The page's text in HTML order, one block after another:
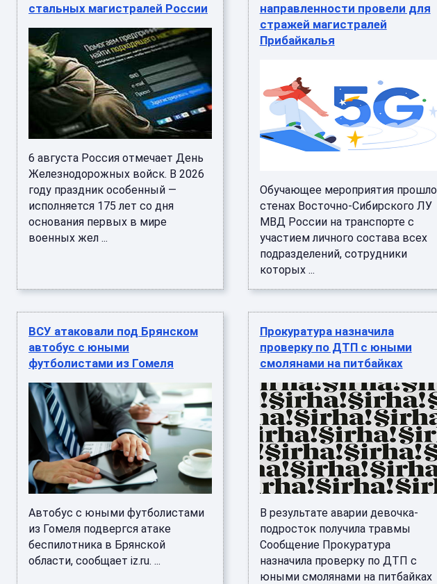
стальных магистралей России
6 августа Россия отмечает День
Железнодорожных войск. В 2026
году праздник особенный —
исполняется 175 лет со дня
основания первых в мире
военных жел ...
направленности провели для
стражей магистралей
Прибайкалья
Обучающее мероприятия прошло
стенах Восточно-Сибирского ЛУ
МВД России на транспорте с
участием личного состава всех
подразделений, сотрудники
которых ...
ВСУ атаковали под Брянском
автобус с юными
футболистами из Гомеля
Автобус с юными футболистами
из Гомеля подвергся атаке
беспилотника в Брянской
области, сообщает iz.ru. ...
Прокуратура назначила
проверку по ДТП с юными
смолянами на питбайках
В результате аварии девочка-
подросток получила травмы
Сообщение Прокуратура
назначила проверку по ДТП с
юными смолянами на питбайках